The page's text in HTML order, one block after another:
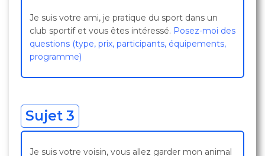
Je suis votre ami, je pratique du sport dans un
club sportif et vous êtes intéressé. Posez-moi des
questions (type, prix, participants, équipements,
programme)
Sujet 3
Je suis votre voisin, vous allez garder mon animal